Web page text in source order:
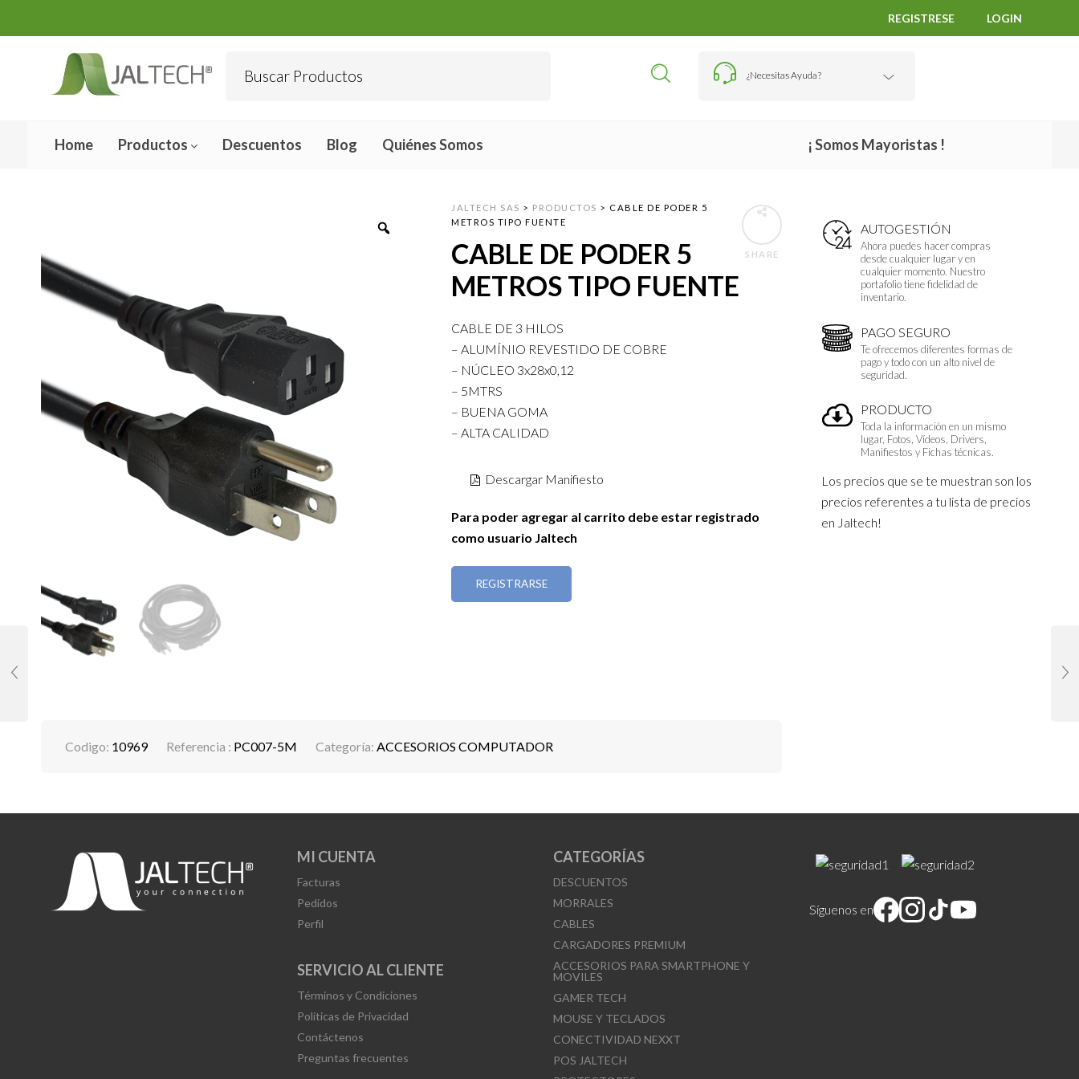
REGISTRESE LOGIN
¿Necesitas Ayuda?
Home Productos Descuentos Blog Quiénes Somos ¡ Somos Mayoristas !
AUTOGESTIÓN
Ahora puedes hacer compras
desde cualquier lugar y en
cualquier momento. Nuestro
portafolio tiene fidelidad de
inventario.
PAGO SEGURO
Te ofrecemos diferentes formas de
pago y todo con un alto nivel de
seguridad.
PRODUCTO
Toda la información en un mismo
lugar, Fotos, Vídeos, Drivers,
Manifiestos y Fichas técnicas.
Los precios que se te muestran son los
precios referentes a tu lista de precios
en Jaltech!
SHARE
JALTECH SAS > PRODUCTOS > CABLE DE PODER 5
METROS TIPO FUENTE
CABLE DE PODER 5
METROS TIPO FUENTE
CABLE DE 3 HILOS
– ALUMÍNIO REVESTIDO DE COBRE
– NÚCLEO 3x28x0,12
– 5MTRS
– BUENA GOMA
– ALTA CALIDAD
Descargar Manifiesto
Para poder agregar al carrito debe estar registrado
como usuario Jaltech
REGISTRARSE
Codigo: 10969 Referencia : PC007-5M Categoría: ACCESORIOS COMPUTADOR
MI CUENTA
Facturas
Pedidos
Perfil
SERVICIO AL CLIENTE
Términos y Condiciones
Políticas de Privacidad
Contáctenos
Preguntas frecuentes
CATEGORÍAS
DESCUENTOS
MORRALES
CABLES
CARGADORES PREMIUM
ACCESORIOS PARA SMARTPHONE Y
MOVILES
GAMER TECH
MOUSE Y TECLADOS
CONECTIVIDAD NEXXT
POS JALTECH
Síguenos en